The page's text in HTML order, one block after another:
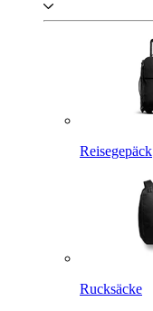
Reisegepäck
Rucksäcke